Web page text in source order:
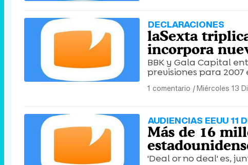
DECLARACIONES
laSexta
incorpora
BBK y Gala Capital
previsiones para
1 comentario |Miércoles 13
AUDIENCIAS EEUU 11
Más de 16
'Deal or no deal' es,